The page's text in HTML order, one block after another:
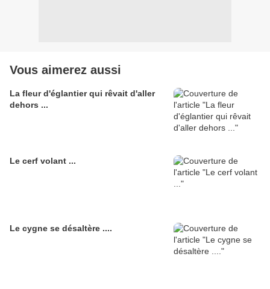
Vous aimerez aussi
La fleur d'églantier qui rêvait d'aller
dehors ...
Le cerf volant ...
Le cygne se désaltère ....